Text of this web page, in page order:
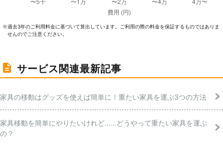
※過去3年のご利⽤料⾦に基づいて算出しています。ご利⽤の際の料⾦を保証するものではありま
せんのでご注意ください。
サービス関連最新記事
家具の移動はグッズを使えば簡単に！重たい家具を運ぶ3つの方法
家具移動を簡単にやりたいけれど……どうやって重たい家具を運ぶ
の？